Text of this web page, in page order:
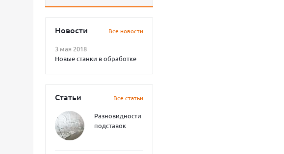
Новости Все новости
3 мая 2018
Новые станки в обработке
Статьи Все статьи
Разновидности
подставок